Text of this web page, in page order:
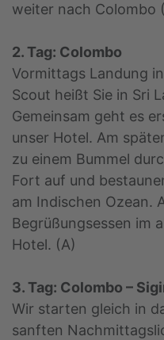
weiter nach Colombo
2. Tag: Colombo
Vormittags Landung
Scout heißt Sie in Sri
Gemeinsam geht es
unser Hotel. Am
zu einem Bummel
Fort auf und
am Indischen Ozean.
Begrüßungsessen im
Hotel. (A)
3. Tag: Colombo –
Wir starten gleich in
sanften